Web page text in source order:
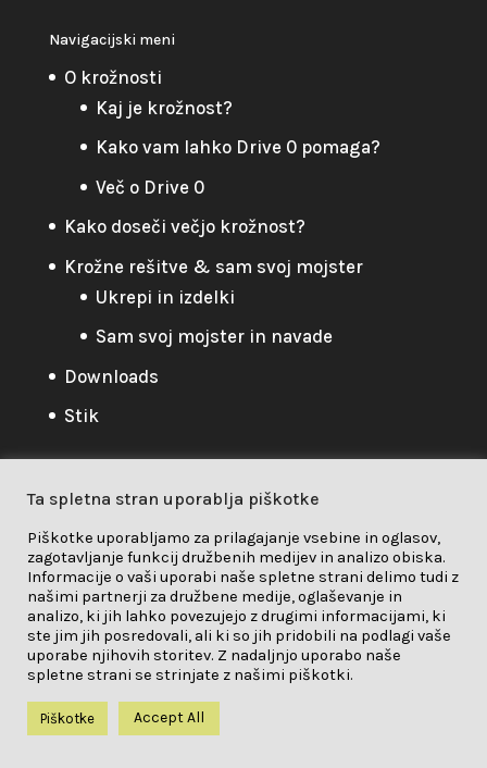
Navigacijski meni
O krožnosti
Kaj je krožnost?
Kako vam lahko Drive 0 pomaga?
Več o Drive 0
Kako doseči večjo krožnost?
Krožne rešitve & sam svoj mojster
Ukrepi in izdelki
Sam svoj mojster in navade
Downloads
Stik
Pravilnik o zasebnosti
Pravilnik o zasebnosti /Piškotki/
Odgovornost
Ta spletna stran uporablja piškotke
Piškotke uporabljamo za prilagajanje vsebine in oglasov,
zagotavljanje funkcij družbenih medijev in analizo obiska.
Informacije o vaši uporabi naše spletne strani delimo tudi z
našimi partnerji za družbene medije, oglaševanje in
analizo, ki jih lahko povezujejo z drugimi informacijami, ki
ste jim jih posredovali, ali ki so jih pridobili na podlagi vaše
uporabe njihovih storitev. Z nadaljnjo uporabo naše
spletne strani se strinjate z našimi piškotki.
Piškotke Accept All